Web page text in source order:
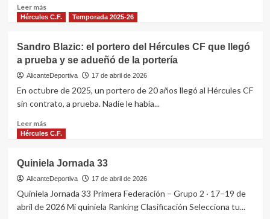
cuando
su
desapareció
Leer másLeer
más
CF:
dos
años
en
Federación,
en
Hércules C.F. Temporada 2025-26
Sandro Blazic: el portero del Hércules CF que llegó
a prueba y se adueñó de la portería
AlicanteDeportiva 17 de abril de 2026
En octubre de 2025, un portero de 20 años llegó al Hércules CF
sin contrato, a prueba. Nadie le había...
Leer másLeer
más
Blazic:
el
portero
del
Hércules C.F.
Quiniela Jornada 33
AlicanteDeportiva 17 de abril de 2026
Quiniela Jornada 33 Primera Federación – Grupo 2 · 17–19 de
abril de 2026 Mi quiniela Ranking Clasificación Selecciona tu...